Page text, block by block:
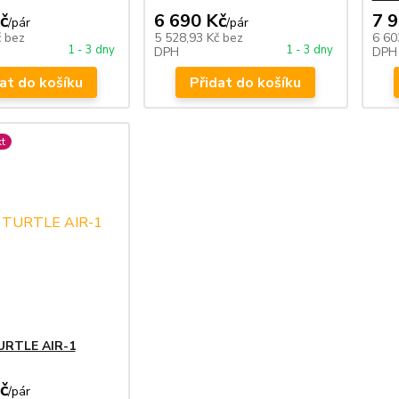
/pár
bez
1 - 3 dny
do košíku
6 690 Kč/pár
5 528,93 Kč bez
DPH
1 - 3 dny
Přidat do košíku
7
6
DPH
AIR-1
/pár